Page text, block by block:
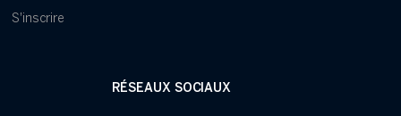
S'inscrire
RÉSEAUX SOCIAUX